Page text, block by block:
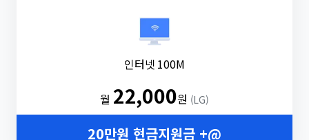
인터넷 100M
월 22,000원 (LG)
20만원 현금지원금 +@